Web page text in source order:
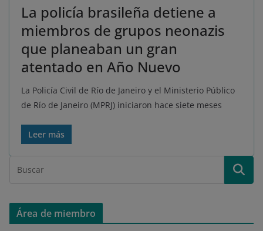
La policía brasileña detiene a
miembros de grupos neonazis
que planeaban un gran
atentado en Año Nuevo
La Policía Civil de Río de Janeiro y el Ministerio Público
de Río de Janeiro (MPRJ) iniciaron hace siete meses
Leer más
Área de miembro